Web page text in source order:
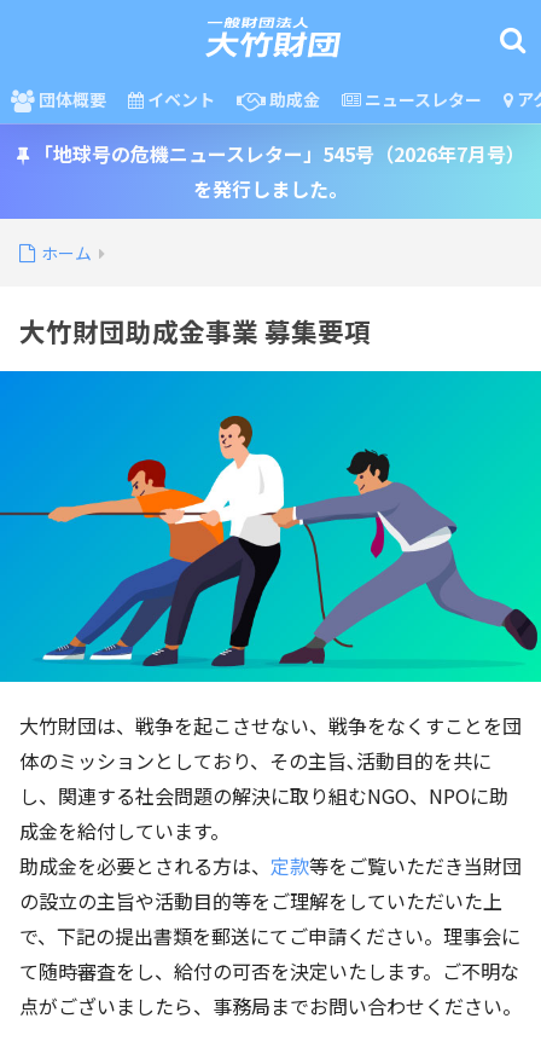
団体概要 イベント 助成金 ニュースレター ア
「地球号の危機ニュースレター」545号（2026年7月号）
を発行しました。
ホーム
大竹財団助成金事業 募集要項
大竹財団は、戦争を起こさせない、戦争をなくすことを団
体のミッションとしており、その主旨､活動目的を共に
し、関連する社会問題の解決に取り組むNGO、NPOに助
成金を給付しています。
助成金を必要とされる方は、 定款等をご覧いただき当財団
の設立の主旨や活動目的等をご理解をしていただいた上
で、下記の提出書類を郵送にてご申請ください。理事会に
て随時審査をし、給付の可否を決定いたします。ご不明な
点がございましたら、事務局までお問い合わせください。